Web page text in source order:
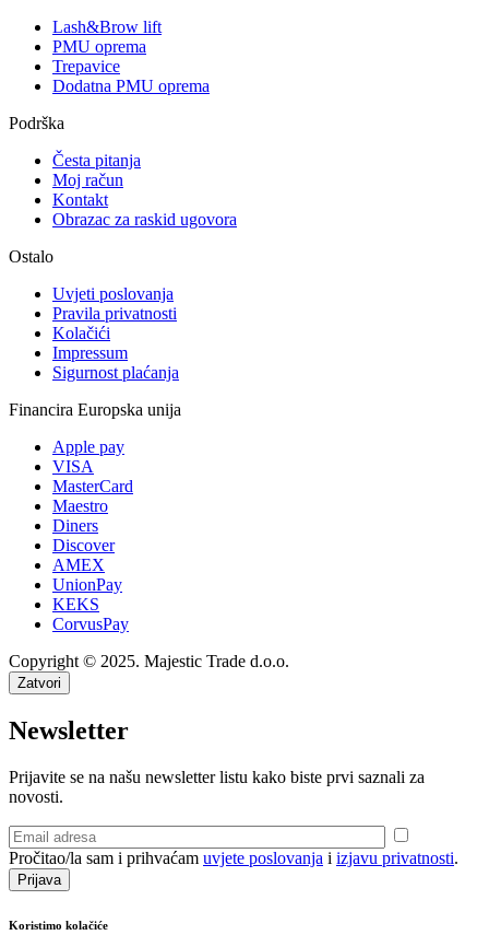
Lash&Brow lift
PMU oprema
Trepavice
Dodatna PMU oprema
Podrška
Česta pitanja
Moj račun
Kontakt
Obrazac za raskid ugovora
Ostalo
Uvjeti poslovanja
Pravila privatnosti
Kolačići
Impressum
Sigurnost plaćanja
Financira Europska unija
Apple pay
VISA
MasterCard
Maestro
Diners
Discover
AMEX
UnionPay
KEKS
CorvusPay
Copyright © 2025. Majestic Trade d.o.o.
Zatvori
Newsletter
Prijavite se na našu newsletter listu kako biste prvi saznali za
novosti.
Pročitao/la sam i prihvaćam uvjete poslovanja i izjavu privatnosti.
Koristimo kolačiće